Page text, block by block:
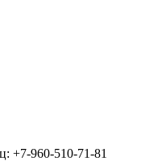
+7-960-510-71-81